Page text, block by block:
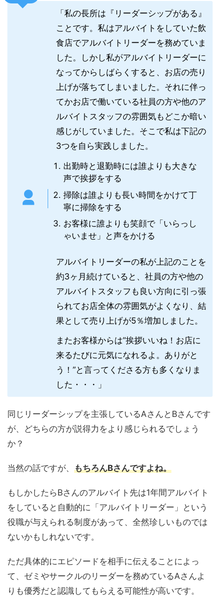
「私の長所は『リーダーシップがある』
ことです。私はアルバイトをしていた飲
食店でアルバイトリーダーを務めていま
した。しかし私がアルバイトリーダーに
なってからしばらくすると、お店の売り
上げが落ちてしまいました。それに伴っ
てかお店で働いている社員の方や他のア
ルバイトスタッフの雰囲気もどこか暗い
感じがしていました。そこで私は下記の
3つを自ら実践しました。
出勤時と退勤時には誰よりも大きな
声で挨拶をする
掃除は誰よりも長い時間をかけて丁
寧に掃除をする
お客様に誰よりも笑顔で「いらっし
ゃいませ」と声をかける
アルバイトリーダーの私が上記のことを
約3ヶ月続けていると、社員の方や他の
アルバイトスタッフも良い方向に引っ張
られてお店全体の雰囲気がよくなり、結
果として売り上げが5％増加しました。
またお客様からは”挨拶いいね！お店に
来るたびに元気になれるよ。ありがと
う！”と言ってくださる方も多くなりま
した・・・」
同じリーダーシップを主張しているAさんとBさんです
が、どちらの方が説得力をより感じられるでしょう
か？
当然の話ですが、 もちろんBさんですよね。
もしかしたらBさんのアルバイト先は1年間アルバイト
をしていると自動的に「アルバイトリーダー」という
役職が与えられる制度があって、全然珍しいものでは
ないかもしれないです。
ただ具体的にエピソードを相手に伝えることによっ
て、ゼミやサークルのリーダーを務めているAさんよ
りも優秀だと認識してもらえる可能性が高いです。